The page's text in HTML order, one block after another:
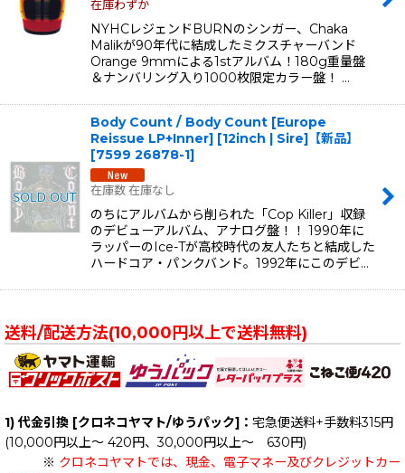
在庫わずか
NYHCレジェンドBURNのシンガー、Chaka
Malikが90年代に結成したミクスチャーバンド
Orange 9mmによる1stアルバム！180g重量盤
＆ナンバリング入り1000枚限定カラー盤！ …
Body Count / Body Count [Europe
Reissue LP+Inner] [12inch | Sire]【新品】
[7599 26878-1]
在庫数 在庫なし
のちにアルバムから削られた「Cop Killer」収録
のデビューアルバム、アナログ盤！！ 1990年に
ラッパーのIce-Tが高校時代の友人たちと結成した
ハードコア・パンクバンド。1992年にこのデビ…
送料/配送方法(10,000円以上で送料無料)
1) 代金引換 [クロネコヤマト/ゆうパック]： 宅急便送料+手数料315円
(10,000円以上～ 420円、30,000円以上～ 630円)
※ クロネコヤマトでは、現金、電子マネー及びクレジットカー